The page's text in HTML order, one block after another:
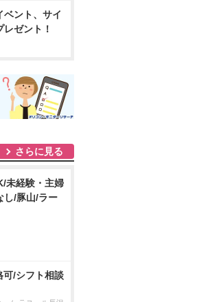
ベント、サイ
レゼント！
さらに見る
未経験・主婦
し/豚山/ラー
可/シフト相談